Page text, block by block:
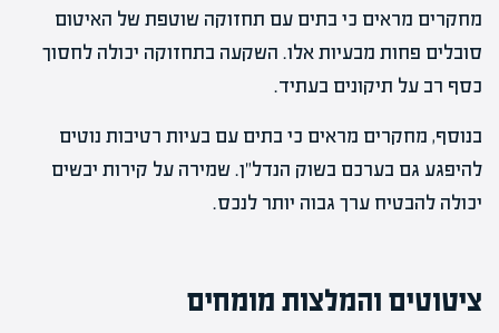
מחקרים מראים כי בתים עם תחזוקה שוטפת של האיטום
סובלים פחות מבעיות אלו. השקעה בתחזוקה יכולה לחסוך
כסף רב על תיקונים בעתיד.
בנוסף, מחקרים מראים כי בתים עם בעיות רטיבות נוטים
להיפגע גם בערכם בשוק הנדל"ן. שמירה על קירות יבשים
יכולה להבטיח ערך גבוה יותר לנכס.
ציטוטים והמלצות מומחים